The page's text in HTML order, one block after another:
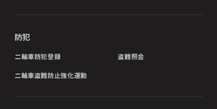
防犯
二輪車防犯登録 盗難照会
二輪車盗難防止強化運動